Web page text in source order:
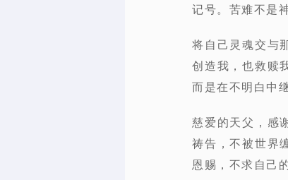
记号。苦难不是
将自己灵魂交与
创造我，也救赎
而是在不明白中
慈爱的天父，感
祷告，不被世界
恩赐，不求自己